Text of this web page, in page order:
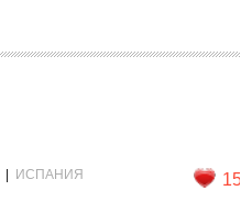
ИСПАНИЯ 15